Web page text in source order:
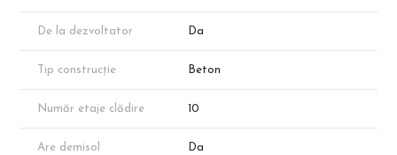
De la dezvoltator Da
Tip construcție Beton
Număr etaje clădire 10
Are demisol Da